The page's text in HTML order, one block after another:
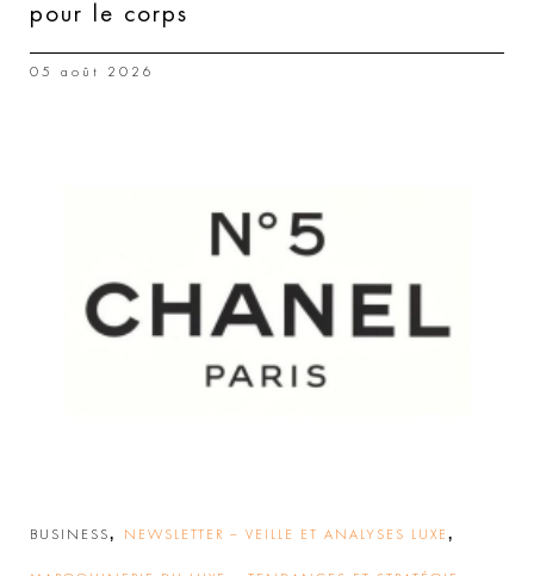
pour le corps
05 août 2026
BUSINESS, NEWSLETTER – VEILLE ET ANALYSES LUXE ,